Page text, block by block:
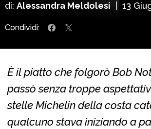
di: Alessandra Meldolesi 13
Condividi:
È il piatto che folgorò Bob
passò senza troppe
stelle Michelin della costa
qualcuno stava iniziando a